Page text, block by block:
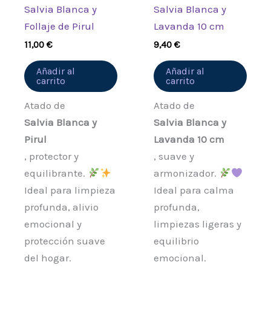
Salvia Blanca y
Follaje de Pirul
11,00€
Añadir al
carrito
Atado de
Salvia Blanca y
Pirul
, protector y
equilibrante.
Ideal para limpieza
profunda, alivio
emocional y
protección suave
del hogar.
Salvia Blanca y
Lavanda 10 cm
9,40€
Añadir al
carrito
Atado de
Salvia Blanca y
Lavanda 10 cm
, suave y
armonizador.
Ideal para calma
profunda,
limpiezas ligeras y
equilibrio
emocional.